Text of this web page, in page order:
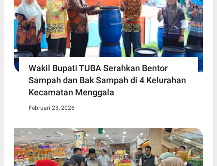
Wakil Bupati TUBA Serahkan Bentor
Sampah dan Bak Sampah di 4 Kelurahan
Kecamatan Menggala
Februari 23, 2026